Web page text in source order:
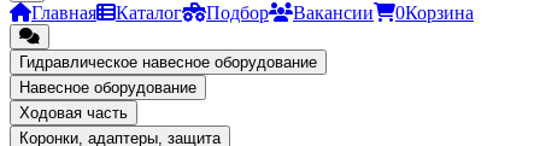
Главная Каталог Подбор Вакансии 0Корзина
Гидравлическое навесное оборудование
Навесное оборудование
Ходовая часть
Коронки, адаптеры, защита